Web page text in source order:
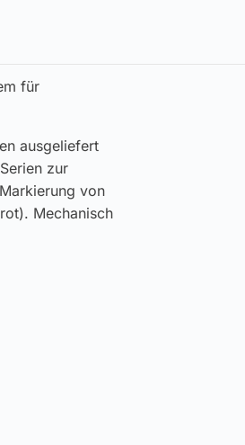
für
ausgeliefert
zur
von
Mechanisch